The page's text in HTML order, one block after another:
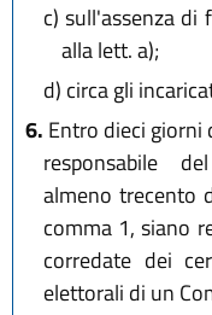
c) sull'assenza di
alla lett. a);
d) circa gli
6. Entro dieci giorni
responsabile
almeno trecento
comma 1, siano
corredate dei
elettorali di un